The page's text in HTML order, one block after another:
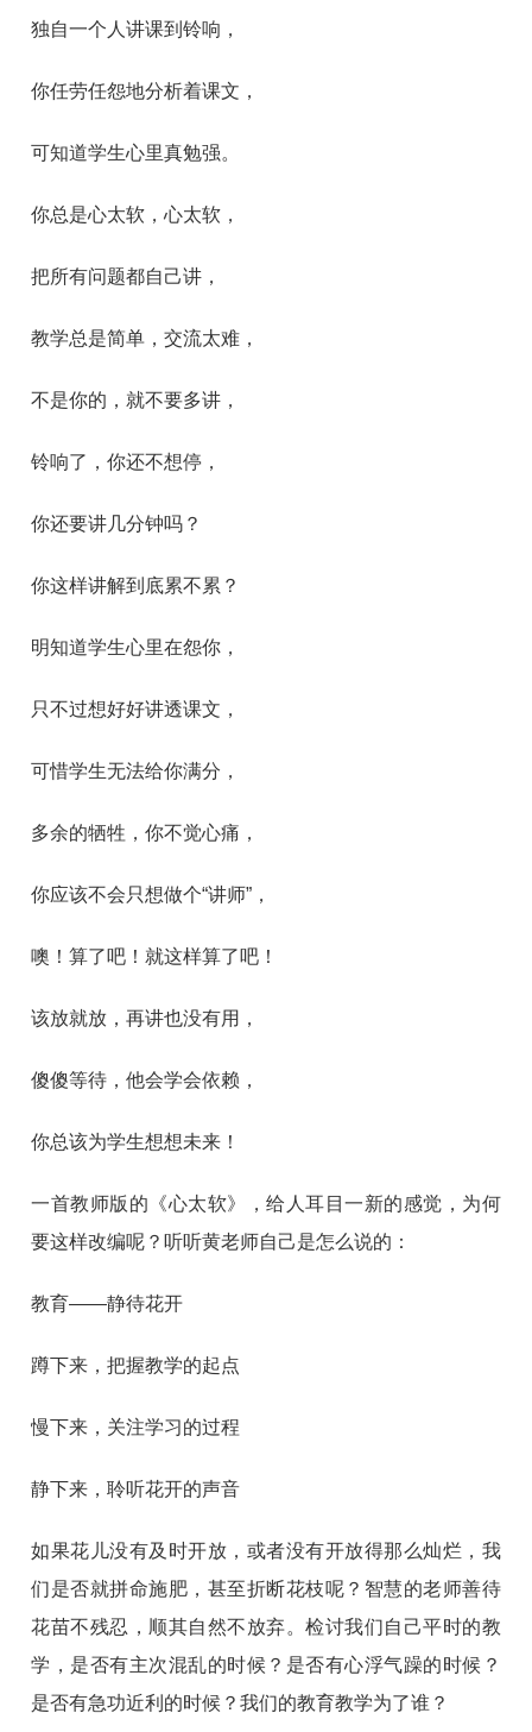
独自一个人讲课到铃响，
你任劳任怨地分析着课文，
可知道学生心里真勉强。
你总是心太软，心太软，
把所有问题都自己讲，
教学总是简单，交流太难，
不是你的，就不要多讲，
铃响了，你还不想停，
你还要讲几分钟吗？
你这样讲解到底累不累？
明知道学生心里在怨你，
只不过想好好讲透课文，
可惜学生无法给你满分，
多余的牺牲，你不觉心痛，
你应该不会只想做个“讲师”，
噢！算了吧！就这样算了吧！
该放就放，再讲也没有用，
傻傻等待，他会学会依赖，
你总该为学生想想未来！
一首教师版的《心太软》，给人耳目一新的感觉，为何
要这样改编呢？听听黄老师自己是怎么说的：
教育——静待花开
蹲下来，把握教学的起点
慢下来，关注学习的过程
静下来，聆听花开的声音
如果花儿没有及时开放，或者没有开放得那么灿烂，我
们是否就拼命施肥，甚至折断花枝呢？智慧的老师善待
花苗不残忍，顺其自然不放弃。检讨我们自己平时的教
学，是否有主次混乱的时候？是否有心浮气躁的时候？
是否有急功近利的时候？我们的教育教学为了谁？